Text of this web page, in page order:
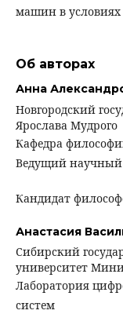
машин в условиях
Об авторах
Анна
Новгородский
Ярослава Мудрого
Кафедра
Ведущий научный
Кандидат
Анастасия
Сибирский
университет
Лаборатория
систем